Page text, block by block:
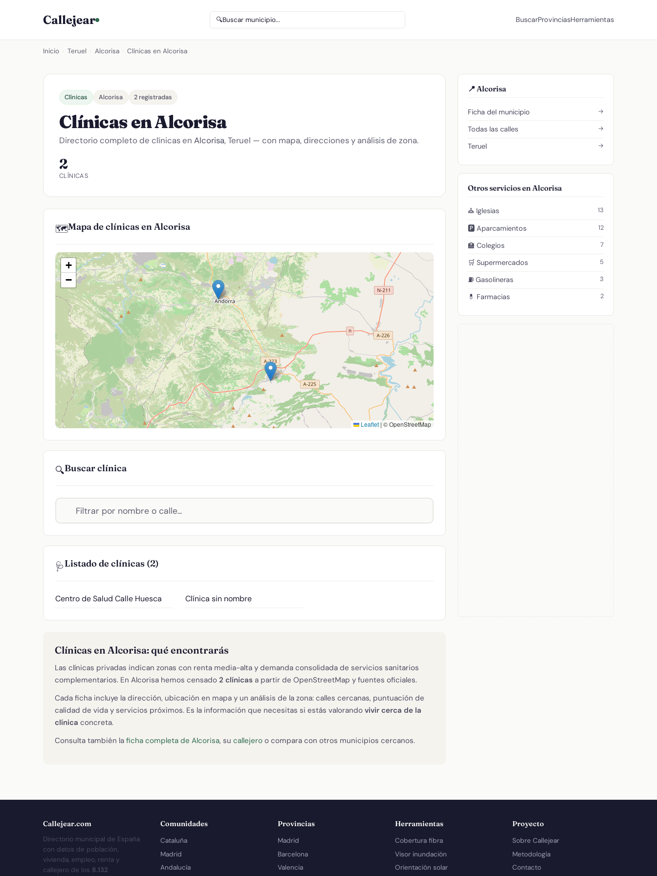
Callejear 🔍Buscar municipio... BuscarProvinciasHerramientas
Inicio Teruel Alcorisa Clínicas en Alcorisa
Clínicas Alcorisa 2 registradas
Clínicas en Alcorisa
Directorio completo de clínicas en Alcorisa, Teruel — con mapa, direcciones y análisis de zona.
2
CLÍNICAS
🗺️Mapa de clínicas en Alcorisa
+
−
Leaflet | © OpenStreetMap
🔍Buscar clínica
🩺Listado de clínicas (2)
Centro de Salud Calle Huesca Clínica sin nombre
Clínicas en Alcorisa: qué encontrarás
Las clínicas privadas indican zonas con renta media-alta y demanda consolidada de servicios sanitarios
complementarios. En Alcorisa hemos censado 2 clínicas a partir de OpenStreetMap y fuentes oficiales.
Cada ficha incluye la dirección, ubicación en mapa y un análisis de la zona: calles cercanas, puntuación de
calidad de vida y servicios próximos. Es la información que necesitas si estás valorando vivir cerca de la
clínica concreta.
Consulta también la ficha completa de Alcorisa, su callejero o compara con otros municipios cercanos.
📍 Alcorisa
Ficha del municipio →
Todas las calles →
Teruel →
Otros servicios en Alcorisa
⛪ Iglesias 13
🅿️ Aparcamientos 12
🏫 Colegios 7
🛒 Supermercados 5
⛽ Gasolineras 3
💊 Farmacias 2
Callejear.com
Directorio municipal de España
con datos de población,
vivienda, empleo, renta y
callejero de los 8.132
Comunidades
Cataluña
Madrid
Andalucía
Provincias
Madrid
Barcelona
Valencia
Herramientas
Cobertura fibra
Visor inundación
Orientación solar
Proyecto
Sobre Callejear
Metodología
Contacto